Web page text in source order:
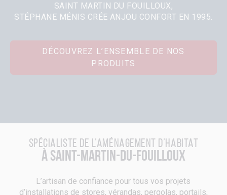
SAINT MARTIN DU FOUILLOUX,
STÉPHANE MÉNIS CRÉE ANJOU CONFORT EN 1995.
DÉCOUVREZ L’ENSEMBLE DE NOS
PRODUITS
Spécialiste de l’aménagement d’habitat
à Saint-Martin-du-Fouilloux
L’artisan de confiance pour tous vos projets
d’installations de stores, vérandas, pergolas, portails,